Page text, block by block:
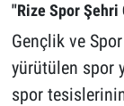
"Rize Spor Şehri
Gençlik ve
yürütülen spor
spor tesislerinin